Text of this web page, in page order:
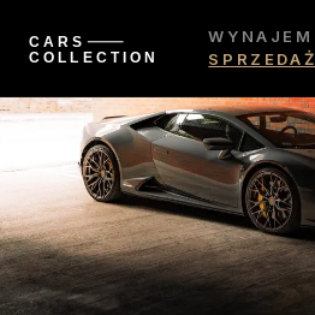
WYNAJEM
SPRZEDAŻ